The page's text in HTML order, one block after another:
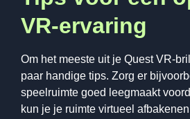
VR-ervaring
Om het meeste uit je Quest VR-
paar handige tips. Zorg er
speelruimte goed leegmaakt
kun je je ruimte virtueel